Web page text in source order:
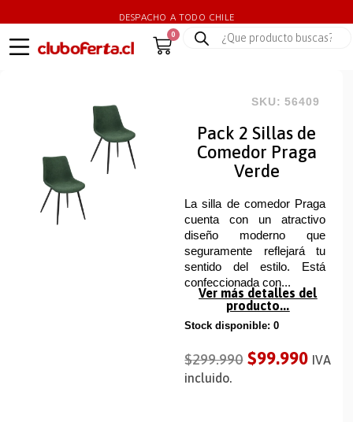
DESPACHO A TODO CHILE
0
SKU: 56409
Pack 2 Sillas de
Comedor Praga
Verde
La silla de comedor Praga
cuenta con un atractivo
diseño moderno que
seguramente reflejará tu
sentido del estilo. Está
confeccionada con...
Ver más detalles del
producto...
Stock disponible: 0
$299.990 $99.990 IVA
incluido.